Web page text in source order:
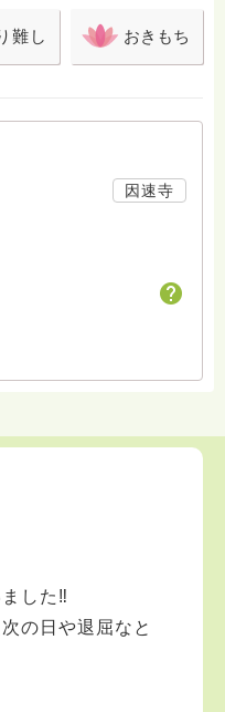
難し おきもち
因速寺
した‼︎
の日や退屈なと